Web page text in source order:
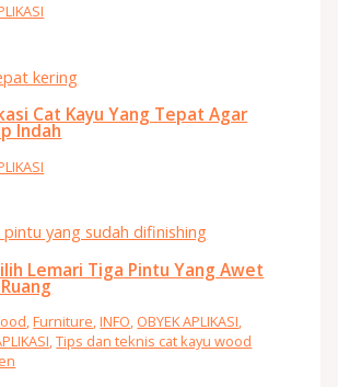
Cat Kayu Yang Tepat Agar
Indah
Lemari Tiga Pintu Yang Awet
,Furniture,INFO, OBYEK APLIKASI,
,Tips dan teknis cat kayu wood